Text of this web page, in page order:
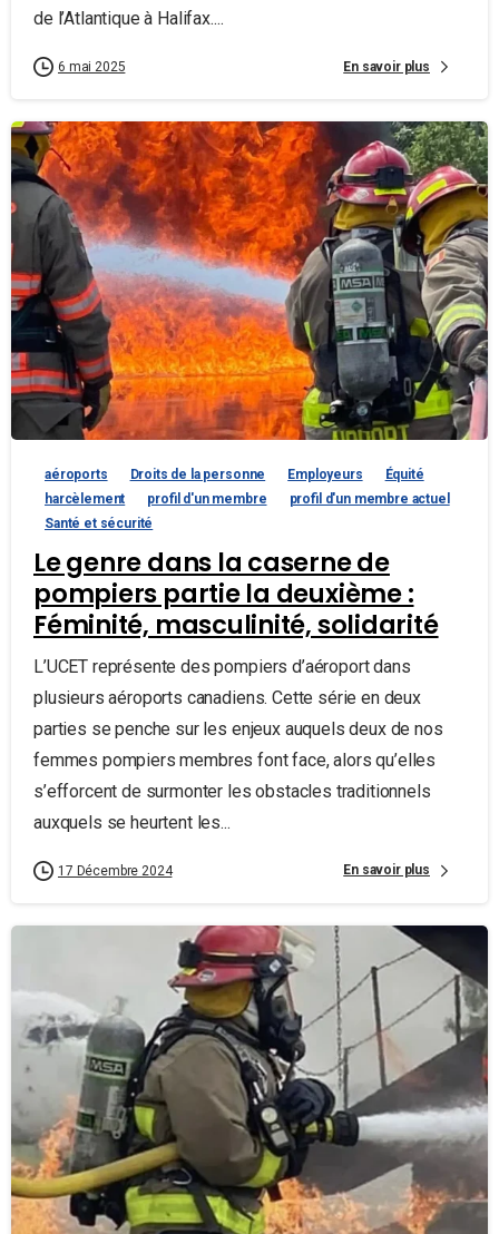
de l’Atlantique à Halifax....
6 mai 2025 En savoir plus
aéroports Droits de la personne Employeurs
Équité
harcèlement
profil d'un membre
profil d'un membre actuel
Santé et sécurité
Le genre dans la caserne de
pompiers partie la deuxième :
Féminité, masculinité, solidarité
L’UCET représente des pompiers d’aéroport dans
plusieurs aéroports canadiens. Cette série en deux
parties se penche sur les enjeux auquels deux de nos
femmes pompiers membres font face, alors qu’elles
s’efforcent de surmonter les obstacles traditionnels
auxquels se heurtent les...
17 Décembre 2024 En savoir plus